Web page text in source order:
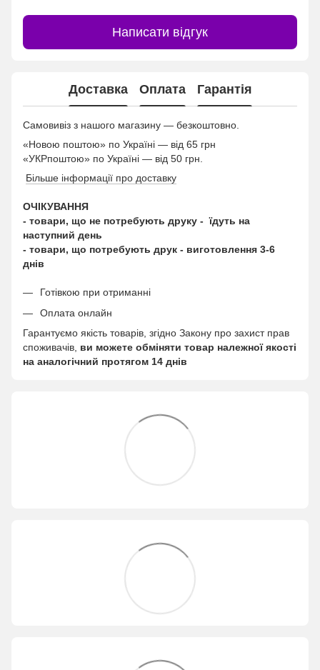
Написати відгук
Доставка Оплата Гарантія
Самовивіз з нашого магазину — безкоштовно.
«Новою поштою» по Україні — від 65 грн
«УКРпоштою» по Україні — від 50 грн.
Більше інформації про доставку
ОЧІКУВАННЯ
- товари, що не потребують друку - їдуть на
наступний день
- товари, що потребують друк - виготовлення 3-6
днів
Готівкою при отриманні
Оплата онлайн
Гарантуємо якість товарів, згідно Закону про захист прав
споживачів, ви можете обміняти товар належної якості
на аналогічний протягом 14 днів